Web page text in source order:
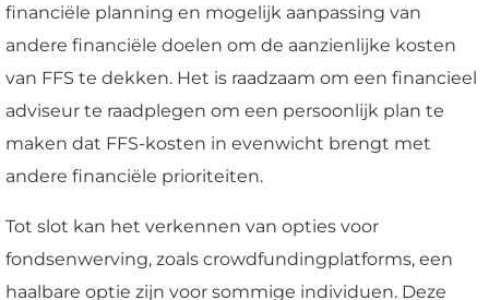
financiële planning en mogelijk aanpassing van
andere financiële doelen om de aanzienlijke kosten
van FFS te dekken. Het is raadzaam om een financieel
adviseur te raadplegen om een persoonlijk plan te
maken dat FFS-kosten in evenwicht brengt met
andere financiële prioriteiten.
Tot slot kan het verkennen van opties voor
fondsenwerving, zoals crowdfundingplatforms, een
haalbare optie zijn voor sommige individuen. Deze